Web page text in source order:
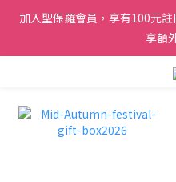
加入聖保羅會員，享有100元
享額